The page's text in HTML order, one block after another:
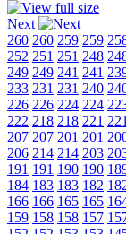
Next
260 260 259 259
252 251 251 248
249 249 241 241
233 231 231 240
226 226 224 224
222 218 218 221 221
207 207 201 201
206 214 214 203
191 191 190 190
184 183 183 182
166 166 165 165
159 158 158 157